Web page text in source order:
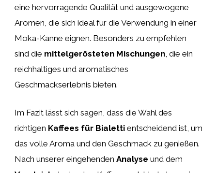
eine hervorragende Qualität und ausgewogene
Aromen, die sich ideal für die Verwendung in einer
Moka-Kanne eignen. Besonders zu empfehlen
sind die mittelgerösteten Mischungen, die ein
reichhaltiges und aromatisches
Geschmackserlebnis bieten.
Im Fazit lässt sich sagen, dass die Wahl des
richtigen Kaffees für Bialetti entscheidend ist, um
das volle Aroma und den Geschmack zu genießen.
Nach unserer eingehenden Analyse und dem